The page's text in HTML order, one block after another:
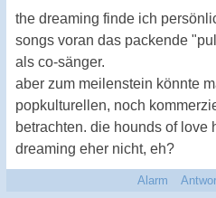
the dreaming finde ich
songs voran das packende
als co-sänger.
aber zum meilenstein könnte
popkulturellen, noch
betrachten. die hounds of love
dreaming eher nicht, eh?
Alarm